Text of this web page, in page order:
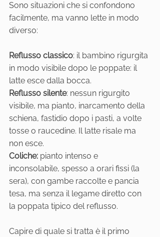
Sono situazioni che si confondono
facilmente, ma vanno lette in modo
diverso:
Reflusso classico: il bambino rigurgita
in modo visibile dopo le poppate: il
latte esce dalla bocca.
Reflusso silente: nessun rigurgito
visibile, ma pianto, inarcamento della
schiena, fastidio dopo i pasti, a volte
tosse o raucedine. Il latte risale ma
non esce.
Coliche: pianto intenso e
inconsolabile, spesso a orari fissi (la
sera), con gambe raccolte e pancia
tesa, ma senza il legame diretto con
la poppata tipico del reflusso.
Capire di quale si tratta è il primo